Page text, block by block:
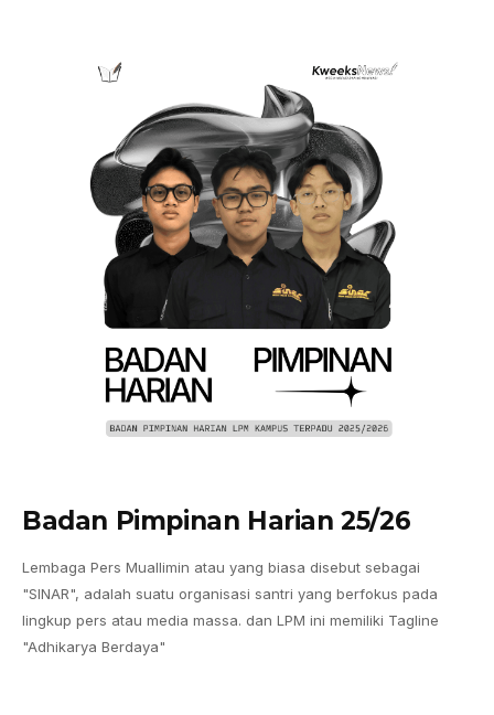
Badan Pimpinan Harian 25/26
Lembaga Pers Muallimin atau yang biasa disebut sebagai
"SINAR", adalah suatu organisasi santri yang berfokus pada
lingkup pers atau media massa. dan LPM ini memiliki Tagline
"Adhikarya Berdaya"